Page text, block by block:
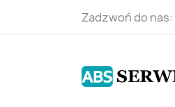
Zadzwoń do nas: